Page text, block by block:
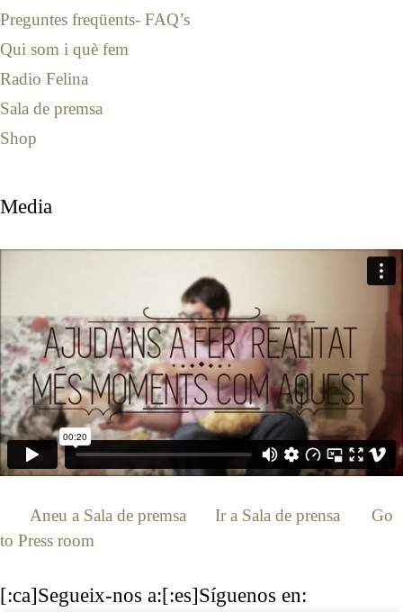
Preguntes freqüents- FAQ’s
Qui som i què fem
Radio Felina
Sala de premsa
Shop
Media
Aneu a Sala de premsa Ir a Sala de prensa
Go
to Press room
[:ca]Segueix-nos a:[:es]Síguenos en: